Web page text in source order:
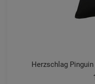
Herzschlag